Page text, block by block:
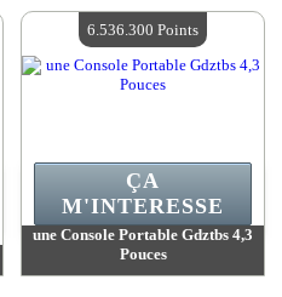
Quantité Disponible :4
une Console Portable Gdztbs 4,3
Pouces
ÇA
M'INTERESSE
6.536.300 Points